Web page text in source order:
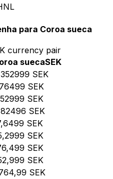
para Coroa sueca
currency pair
suecaSEK
SEK
SEK
SEK
SEK
SEK
SEK
SEK
SEK
SEK